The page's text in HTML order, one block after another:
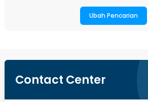
Ubah Pencarian
Contact Center